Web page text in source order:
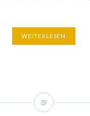
WEITERLESEN